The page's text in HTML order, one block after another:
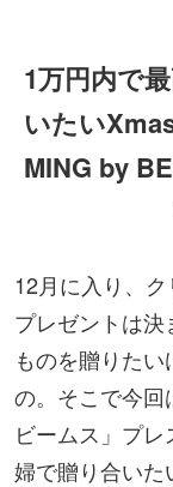
1万円内で
いたい
MING by
12月に入り、
プレゼントは
ものを贈りた
の。そこで今
ビームス」プ
婦で贈り合い